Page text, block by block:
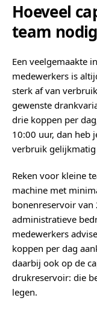
Hoeveel
team nodig
Een veelgemaakte
medewerkers is
sterk af van
gewenste
drie koppen per
10:00 uur, dan heb
verbruik gelijkmatig
Reken voor kleine
machine met
bonenreservoir
administratieve
medewerkers
koppen per dag
daarbij ook op de
drukreservoir: die
legen.